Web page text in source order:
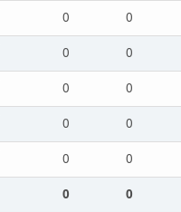
0 0
0 0
0 0
0 0
0 0
0 0